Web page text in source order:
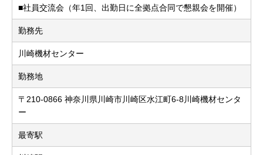
■社員交流会（年1回、出勤日に全拠点合同で懇親会を開催）
勤務先
川崎機材センター
勤務地
〒210-0866 神奈川県川崎市川崎区水江町6-8川崎機材センタ
ー
最寄駅